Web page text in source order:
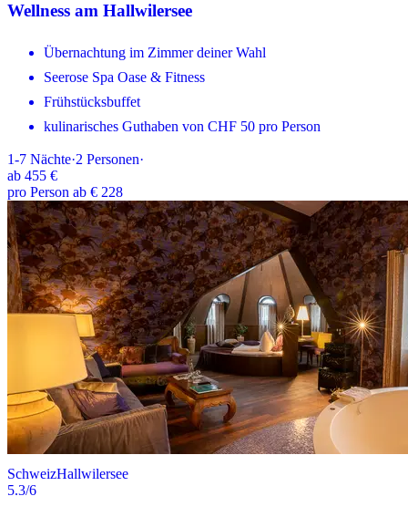
Wellness am Hallwilersee
Übernachtung im Zimmer deiner Wahl
Seerose Spa Oase & Fitness
Frühstücksbuffet
kulinarisches Guthaben von CHF 50 pro Person
1-7 Nächte·2 Personen·
ab 455 €
pro Person ab € 228
SchweizHallwilersee
5.3/6